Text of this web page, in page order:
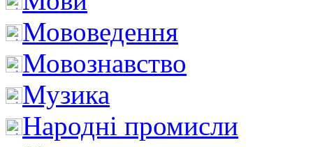
Мововедення
Мовознавство
Музика
Народні промисли